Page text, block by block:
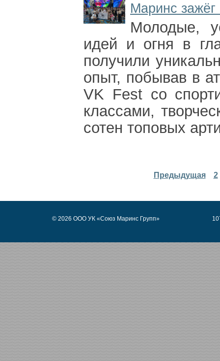
Маринс
Молодые,
идей и огня в
получили
опыт, побывав в
VK Fest со
классами,
сотен топовых
Предыдущая 2
© 2026 ООО УК «Союз Маринс Групп»